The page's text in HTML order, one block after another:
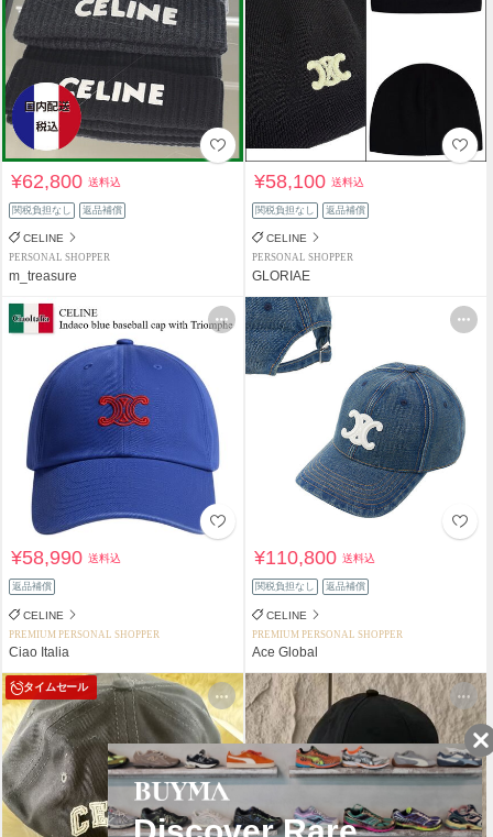
¥62,800送料込
関税負担なし 返品補償
CELINE
PERSONAL SHOPPER
m_treasure
¥58,100送料込
関税負担なし 返品補償
CELINE
PERSONAL SHOPPER
GLORIAE
¥58,990送料込
返品補償
CELINE
PREMIUM PERSONAL SHOPPER
Ciao Italia
¥110,800送料込
関税負担なし 返品補償
CELINE
PREMIUM PERSONAL SHOPPER
Ace Global
タイムセール